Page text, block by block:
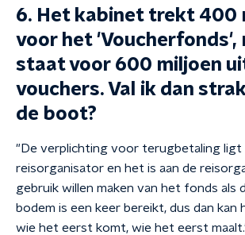
6. Het kabinet trekt 400
voor het 'Voucherfonds',
staat voor 600 miljoen
vouchers. Val ik dan
de boot?
"De verplichting voor terugbetaling ligt
reisorganisator en het is aan de
gebruik willen maken van het fonds als
bodem is een keer bereikt, dus dan kan
wie het eerst komt, wie het eerst